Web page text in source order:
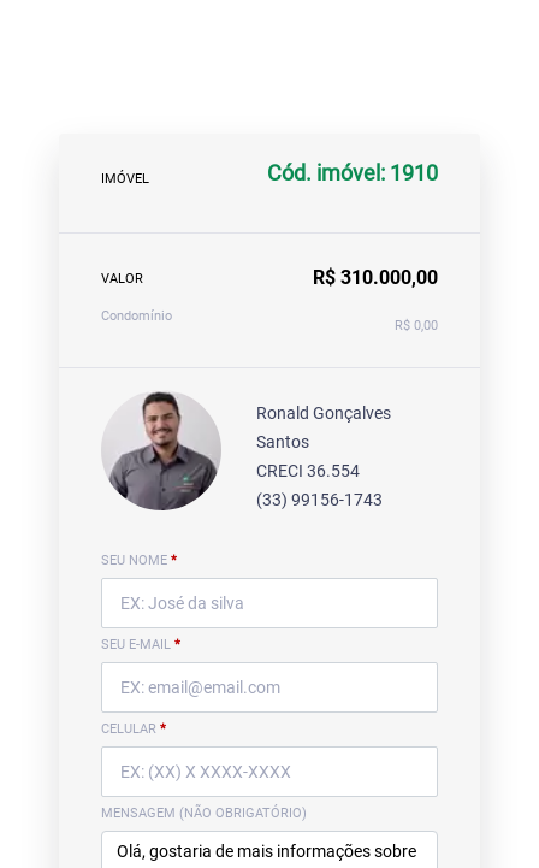
IMÓVEL Cód. imóvel: 1910
VALOR R$ 310.000,00
Condomínio
R$ 0,00
Ronald Gonçalves
Santos
CRECI 36.554
(33) 99156-1743
SEU NOME *
SEU E-MAIL *
CELULAR *
MENSAGEM (NÃO OBRIGATÓRIO)